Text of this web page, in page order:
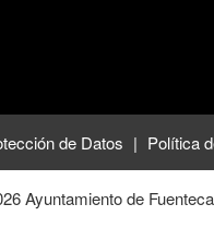
de Datos Política
Ayuntamiento de